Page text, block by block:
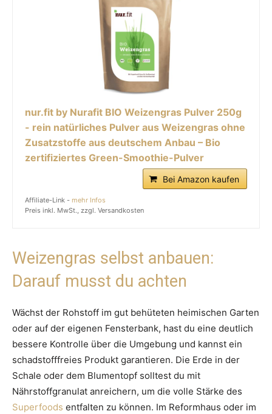
nur.fit by Nurafit BIO Weizengras Pulver 250g
- rein natürliches Pulver aus Weizengras ohne
Zusatzstoffe aus deutschem Anbau – Bio
zertifiziertes Green-Smoothie-Pulver
Bei Amazon kaufen
Affiliate-Link - mehr Infos
Preis inkl. MwSt., zzgl. Versandkosten
Weizengras selbst anbauen:
Darauf musst du achten
Wächst der Rohstoff im gut behüteten heimischen Garten
oder auf der eigenen Fensterbank, hast du eine deutlich
bessere Kontrolle über die Umgebung und kannst ein
schadstofffreies Produkt garantieren. Die Erde in der
Schale oder dem Blumentopf solltest du mit
Nährstoffgranulat anreichern, um die volle Stärke des
Superfoods entfalten zu können. Im Reformhaus oder im